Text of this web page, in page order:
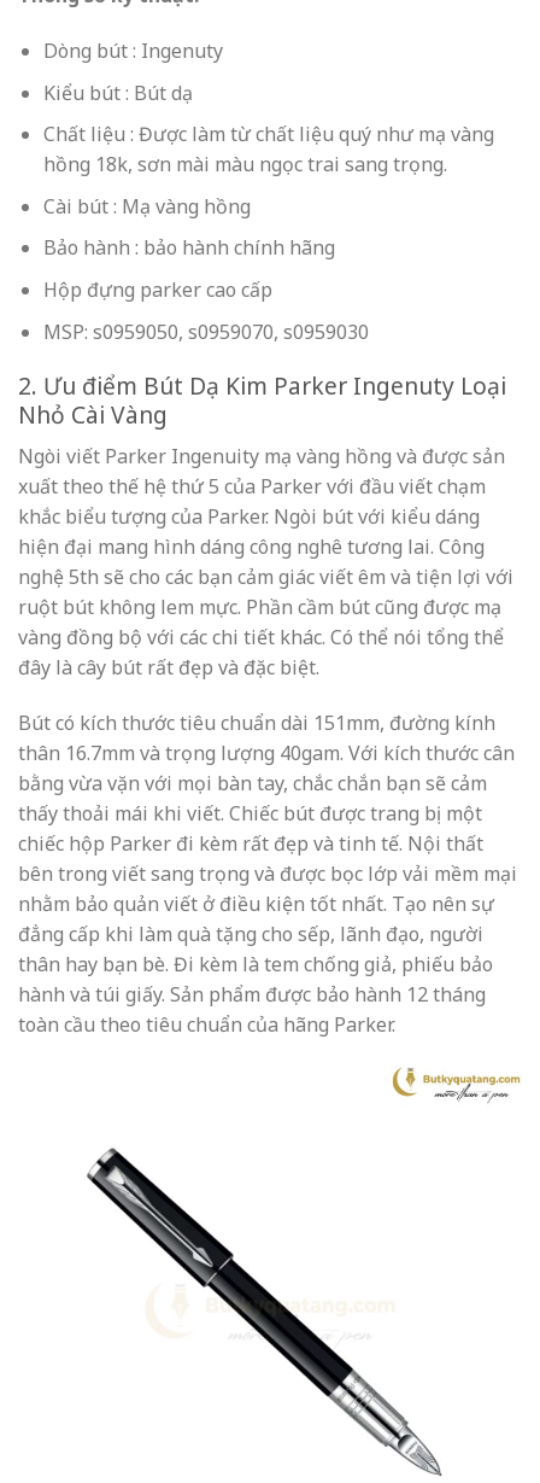
Dòng bút : Ingenuty
Kiểu bút : Bút dạ
Chất liệu : Được làm từ chất liệu quý như mạ vàng
hồng 18k, sơn mài màu ngọc trai sang trọng.
Cài bút : Mạ vàng hồng
Bảo hành : bảo hành chính hãng
Hộp đựng parker cao cấp
MSP: s0959050, s0959070, s0959030
2. Ưu điểm Bút Dạ Kim Parker Ingenuty Loại
Nhỏ Cài Vàng
Ngòi viết Parker Ingenuity mạ vàng hồng và được sản
xuất theo thế hệ thứ 5 của Parker với đầu viết chạm
khắc biểu tượng của Parker. Ngòi bút với kiểu dáng
hiện đại mang hình dáng công nghê tương lai. Công
nghệ 5th sẽ cho các bạn cảm giác viết êm và tiện lợi với
ruột bút không lem mực. Phần cầm bút cũng được mạ
vàng đồng bộ với các chi tiết khác. Có thể nói tổng thể
đây là cây bút rất đẹp và đặc biệt.
Bút có kích thước tiêu chuẩn dài 151mm, đường kính
thân 16.7mm và trọng lượng 40gam. Với kích thước cân
bằng vừa vặn với mọi bàn tay, chắc chắn bạn sẽ cảm
thấy thoải mái khi viết. Chiếc bút được trang bị một
chiếc hộp Parker đi kèm rất đẹp và tinh tế. Nội thất
bên trong viết sang trọng và được bọc lớp vải mềm mại
nhằm bảo quản viết ở điều kiện tốt nhất. Tạo nên sự
đẳng cấp khi làm quà tặng cho sếp, lãnh đạo, người
thân hay bạn bè. Đi kèm là tem chống giả, phiếu bảo
hành và túi giấy. Sản phẩm được bảo hành 12 tháng
toàn cầu theo tiêu chuẩn của hãng Parker.